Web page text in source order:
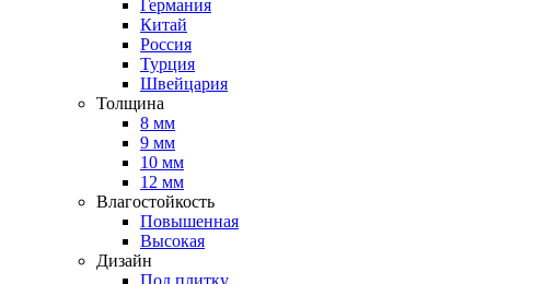
Германия
Китай
Россия
Турция
Швейцария
Толщина
8 мм
9 мм
10 мм
12 мм
Влагостойкость
Повышенная
Высокая
Дизайн
Под плитку